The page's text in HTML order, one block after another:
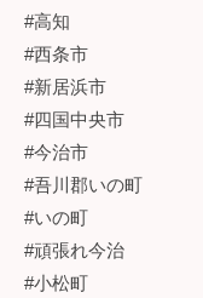
#高知
#西条市
#新居浜市
#四国中央市
#今治市
#吾川郡いの町
#いの町
#頑張れ今治
#小松町